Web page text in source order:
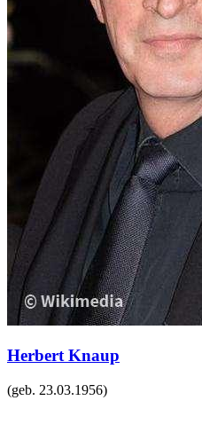
Herbert Knaup
(geb. 23.03.1956)